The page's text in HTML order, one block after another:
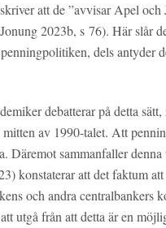
att de ”avvisar Apel
2023b, s 76). Här slår
dels antyder
debatterar på detta
av 1990-talet. Att
Däremot sammanfaller
konstaterar att det faktum
och andra centralbankers
utgå från att detta är en